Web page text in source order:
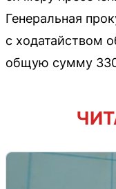
Генеральная
с ходатайством
общую сумму